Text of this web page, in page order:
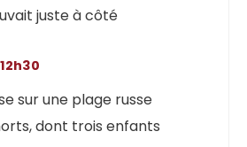
juste à côté
sur une plage russe
dont trois enfants